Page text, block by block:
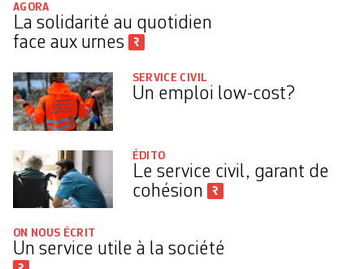
AGORA
La solidarité au quotidien
face aux urnes
SERVICE CIVIL
Un emploi low-cost?
ÉDITO
Le service civil, garant de
cohésion
ON NOUS ÉCRIT
Un service utile à la société